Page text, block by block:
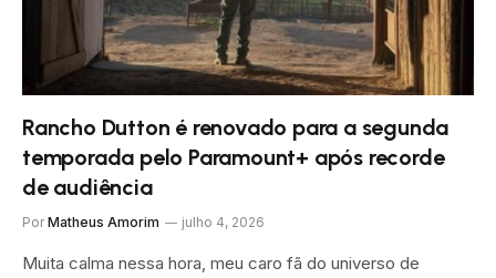
Rancho Dutton é renovado para a segunda
temporada pelo Paramount+ após recorde
de audiência
Por Matheus Amorim julho 4, 2026
Muita calma nessa hora, meu caro fã do universo de